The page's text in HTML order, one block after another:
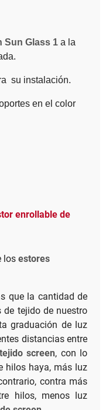
Sun Glass 1a la
su instalación.
en el color
enrollable de
los estores
que la cantidad de
de tejido de nuestro
graduación de luz
distancias entre
screen, con lo
hilos haya, más luz
contra más
hilos, menos luz